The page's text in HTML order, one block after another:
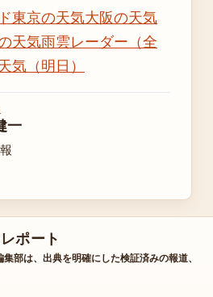
東京の天気大阪の天気
天気雨雲レーダー（全
気（明日）
一
ポート
部は、出典を明確にした検証済みの報道、